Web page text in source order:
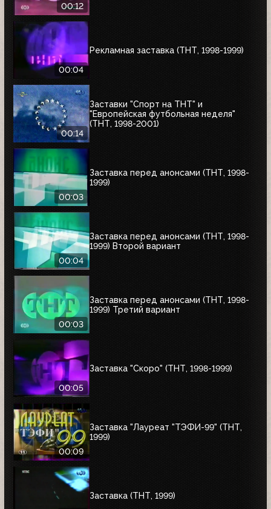
00:12
00:04
Рекламная заставка (ТНТ, 1998-1999)
00:14
Заставки "Спорт на ТНТ" и
"Европейская футбольная неделя"
(ТНТ, 1998-2001)
00:03
Заставка перед анонсами (ТНТ, 1998-
1999)
00:04
Заставка перед анонсами (ТНТ, 1998-
1999) Второй вариант
00:03
Заставка перед анонсами (ТНТ, 1998-
1999) Третий вариант
00:05
Заставка "Скоро" (ТНТ, 1998-1999)
00:09
Заставка "Лауреат "ТЭФИ-99" (ТНТ,
1999)
Заставка (ТНТ, 1999)